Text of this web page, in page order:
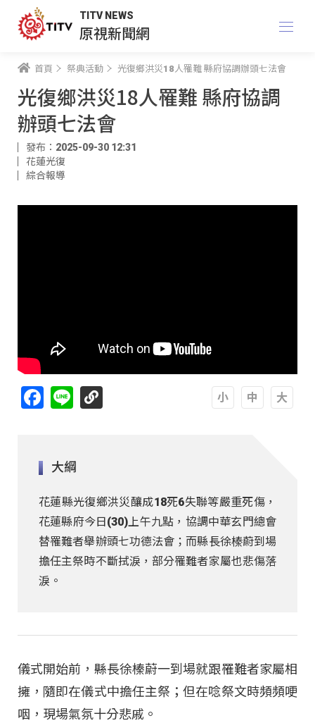
TITV NEWS
原視新聞網
首頁 祭典活動 光復鄉洪災18人罹難 縣府協調辦頭七法會
光復鄉洪災18人罹難 縣府協調
辦頭七法會
發布：2025-09-30 12:31
花蓮光復
綜合報導
Facebook
Line
大綱
花蓮縣光復鄉洪災釀成18死6失聯等嚴重死傷，
花蓮縣府今日(30)上午九點，協調中華玄門總會
替罹難者舉辦頭七功德法會；而縣長徐榛蔚到場
擔任主祭時不斷拭淚，部分罹難者家屬也悲傷落
淚。
儀式開始前，縣長徐榛蔚一到場就跟罹難者家屬相
擁，隨即在儀式中擔任主祭；但在唸祭文時頻頻哽
咽，現場氣氛十分悲戚。